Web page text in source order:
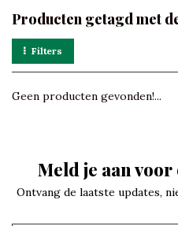
Producten getagd met
Filters
Geen producten gevonden!...
Meld je aan
Ontvang de laatste updates,